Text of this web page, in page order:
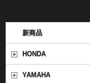
新商品
HONDA
YAMAHA